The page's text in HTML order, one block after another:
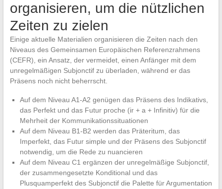
organisieren, um die nützlichen
Zeiten zu zielen
Einige aktuelle Materialien organisieren die Zeiten nach den
Niveaus des Gemeinsamen Europäischen Referenzrahmens
(CEFR), ein Ansatz, der vermeidet, einen Anfänger mit dem
unregelmäßigen Subjonctif zu überladen, während er das
Präsens noch nicht beherrscht.
Auf dem Niveau A1-A2 genügen das Präsens des Indikativs,
das Perfekt und das Futur proche (ir + a + Infinitiv) für die
Mehrheit der Kommunikationssituationen
Auf dem Niveau B1-B2 werden das Präteritum, das
Imperfekt, das Futur simple und der Präsens des Subjonctif
notwendig, um die Rede zu nuancieren
Auf dem Niveau C1 ergänzen der unregelmäßige Subjonctif,
der zusammengesetzte Konditional und das
Plusquamperfekt des Subjonctif die Palette für Argumentation